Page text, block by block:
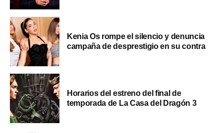
Kenia Os rompe el silencio y denuncia
campaña de desprestigio en su contra
Horarios del estreno del final de
temporada de La Casa del Dragón 3